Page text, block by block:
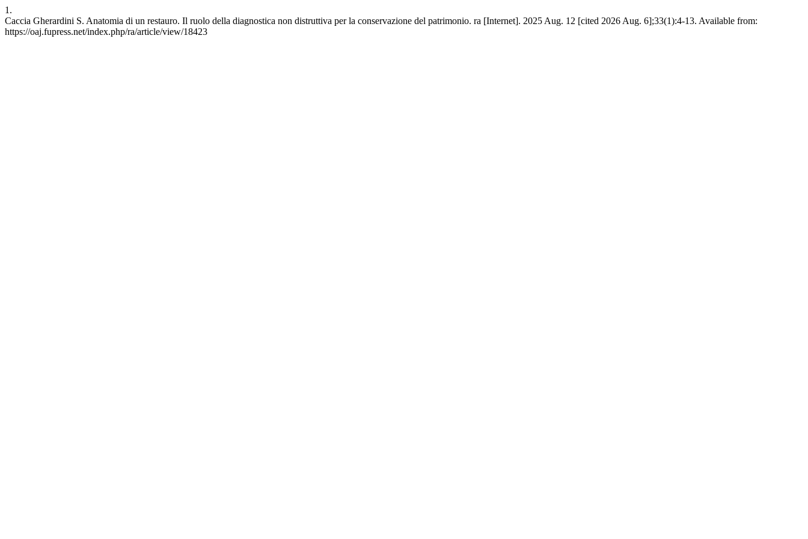
1.
Caccia Gherardini S. Anatomia di un restauro. Il ruolo della diagnostica non distruttiva per la conservazione del patrimonio. ra [Internet]. 2025 Aug. 12 [cited 2026 Aug. 6];33(1):4-13. Available from:
https://oaj.fupress.net/index.php/ra/article/view/18423